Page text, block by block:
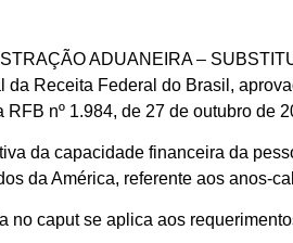
ADUANEIRA –
Receita Federal do Brasil,
nº 1.984, de 27 de outubro de
da capacidade financeira da
da América, referente aos anos-
no caput se aplica aos